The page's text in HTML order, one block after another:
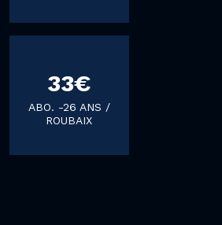
33€
ABO. -26 ANS /
ROUBAIX